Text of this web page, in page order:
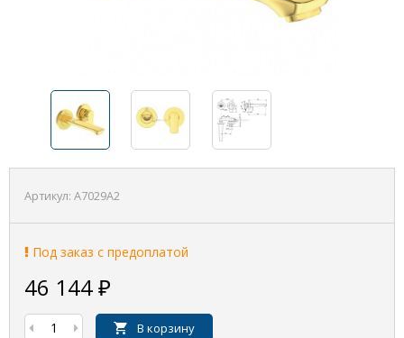
Артикул: A7029A2
Под заказ с предоплатой
46 144₽
В корзину